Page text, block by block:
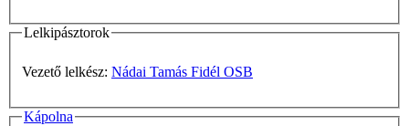
Lelkipásztorok
Vezető lelkész: Nádai Tamás Fidél OSB
Kápolna